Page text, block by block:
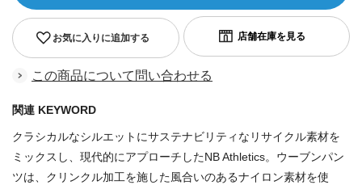
お気に入りに追加する
この商品について問い合わせる
関連 KEYWORD
クラシカルなシルエットにサステナビリティなリサイクル素材を
ミックスし、現代的にアプローチしたNB Athletics。ウーブンパン
ツは、クリンクル加工を施した風合いのあるナイロン素材を使